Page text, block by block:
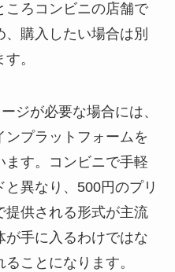
ころコンビニの店舗で
購入したい場合は別
。
ジが必要な場合には、
プラットフォームを
す。コンビニで手軽
異なり、500円のプリ
提供される形式が主流
が手に入るわけではな
ことになります。